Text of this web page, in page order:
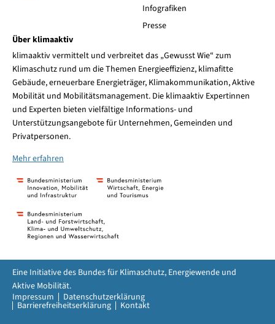
Infografiken
Presse
Über klimaaktiv
klimaaktiv vermittelt und verbreitet das „Gewusst Wie“ zum
Klimaschutz rund um die Themen Energieeffizienz, klimafitte
Gebäude, erneuerbare Energieträger, Klimakommunikation, Aktive
Mobilität und Mobilitätsmanagement. Die klimaaktiv Expertinnen
und Experten bieten vielfältige Informations- und
Unterstützungsangebote für Unternehmen, Gemeinden und
Privatpersonen.
Mehr erfahren
Impressum Datenschutzerklärung
Barrierefreiheitserklärung Kontakt
Eine Initiative des Bundes für Klimaschutz, Energiewende und
Aktive Mobilität.